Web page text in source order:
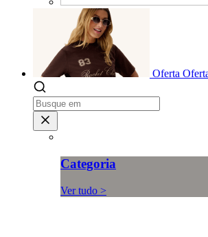
Oferta
Categoria
Ver tudo >